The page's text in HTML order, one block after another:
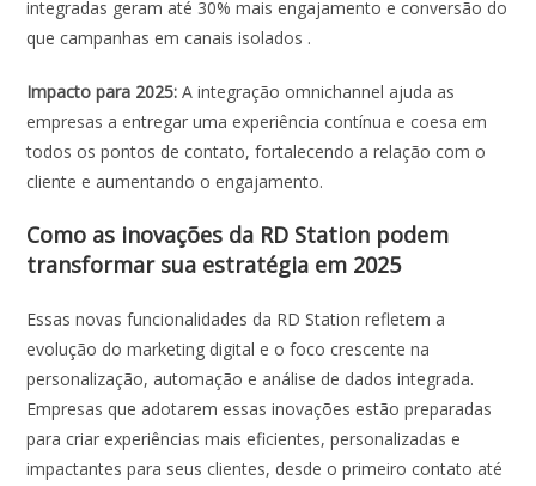
integradas geram até 30% mais engajamento e conversão do
que campanhas em canais isolados .
Impacto para 2025: A integração omnichannel ajuda as
empresas a entregar uma experiência contínua e coesa em
todos os pontos de contato, fortalecendo a relação com o
cliente e aumentando o engajamento.
Como as inovações da RD Station podem
transformar sua estratégia em 2025
Essas novas funcionalidades da RD Station refletem a
evolução do marketing digital e o foco crescente na
personalização, automação e análise de dados integrada.
Empresas que adotarem essas inovações estão preparadas
para criar experiências mais eficientes, personalizadas e
impactantes para seus clientes, desde o primeiro contato até